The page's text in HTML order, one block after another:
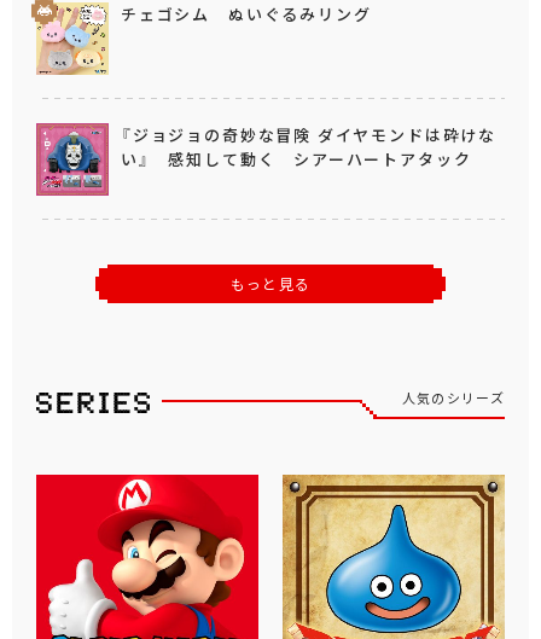
チェゴシム ぬいぐるみリング
『ジョジョの奇妙な冒険 ダイヤモンドは砕けな
い』 感知して動く シアーハートアタック
もっと見る
人気のシリーズ